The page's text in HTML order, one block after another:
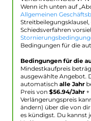
Wenn ich unten auf
Allgemeinen
Schiedsverfahren
Bedingungen für die
Bedingungen für die
Mindestkaufpreis
ausgewählte Angebot.
automatisch alle Jahr
Preis von $56.94/Jahr
Verlängerungspreis
ändern) über die von
es kündigst. Du kannst